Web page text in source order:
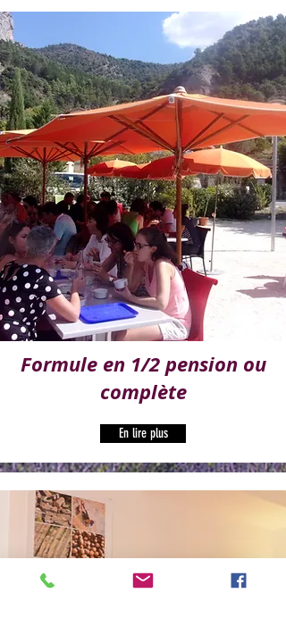
Formule en 1/2 pension ou
complète
En lire plus